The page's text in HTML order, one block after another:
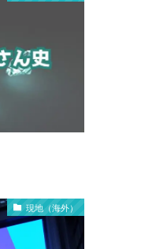
現地（海外）